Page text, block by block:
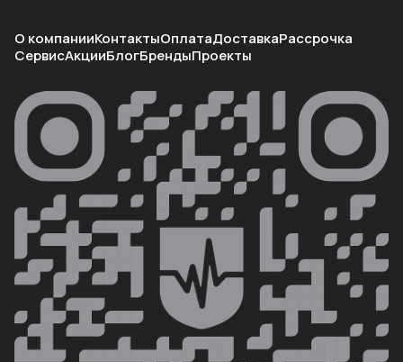
О компанииКонтактыОплатаДоставкаРассрочка
СервисАкцииБлогБрендыПроекты